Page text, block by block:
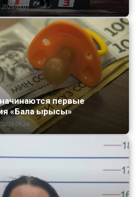
09:07
первые
«Бала ырысы»
09:24